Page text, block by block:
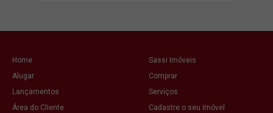
Home
Sassi Imóveis
Alugar
Comprar
Lançamentos
Serviços
Área do Cliente
Cadastre o seu Imóvel